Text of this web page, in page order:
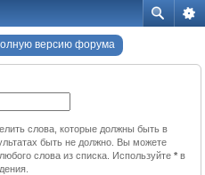
версию форума
слова, которые должны быть в
быть не должно. Вы можете
слова из списка. Используйте * в